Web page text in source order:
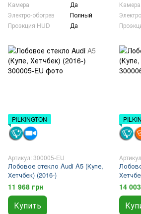
Камера
Да
Электро-обогрев
Полный
Проэкция HUD
Да
Камера
PILKINGTON
Артикул: 300005-EU
Лобовое стекло Audi A5 (Купе,
Хетчбек) (2016-)
11 968 грн
Купить
14